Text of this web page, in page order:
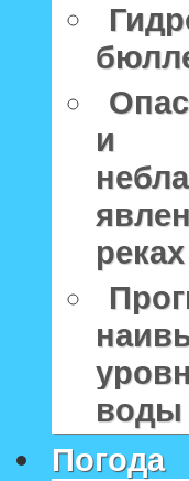
и
воды
Погода